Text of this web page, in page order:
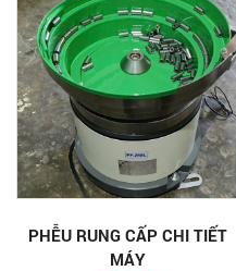
PHỄU RUNG CẤP CHI TIẾT
MÁY